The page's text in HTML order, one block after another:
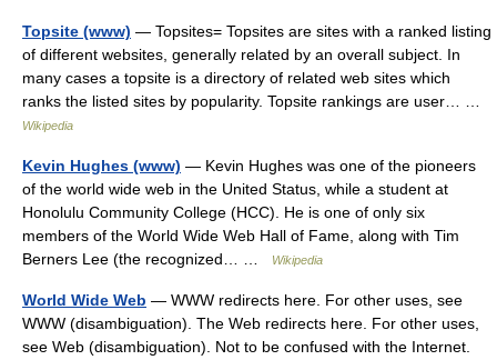
Topsite (www) — Topsites= Topsites are sites with a ranked listing
of different websites, generally related by an overall subject. In
many cases a topsite is a directory of related web sites which
ranks the listed sites by popularity. Topsite rankings are user… …
Wikipedia
Kevin Hughes (www) — Kevin Hughes was one of the pioneers
of the world wide web in the United Status, while a student at
Honolulu Community College (HCC). He is one of only six
members of the World Wide Web Hall of Fame, along with Tim
Berners Lee (the recognized… …
Wikipedia
World Wide Web — WWW redirects here. For other uses, see
WWW (disambiguation). The Web redirects here. For other uses,
see Web (disambiguation). Not to be confused with the Internet.